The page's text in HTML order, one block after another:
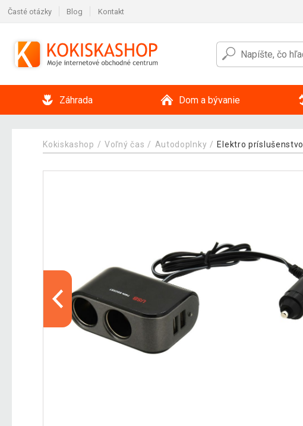
Časté otázky Blog Kontakt
Záhrada Dom a bývanie
Kokiskashop Voľný čas Autodoplnky Elektro príslušenstvo